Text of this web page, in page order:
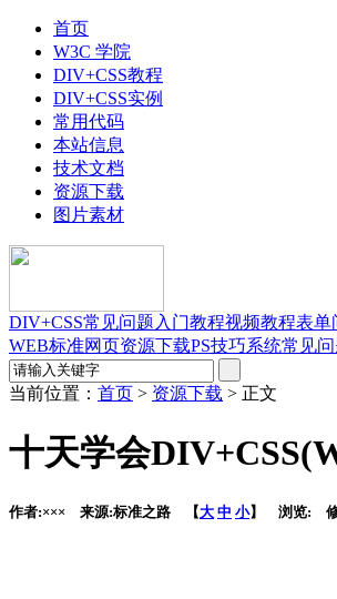
首页
W3C 学院
DIV+CSS教程
DIV+CSS实例
常用代码
本站信息
技术文档
资源下载
图片素材
DIV+CSS常见问题 入门教程视频教程表单
WEB标准网页资源下载PS技巧系统常见
当前位置： 首页 > 资源下载 > 正文
十天学会
作者:××× 来源:标准之路 【大 中 小】 浏览: